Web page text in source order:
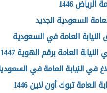
1446
السعودية الجديد
العامة في السعودية
العامة برقم الهوية 1447
في النيابة العامة في
العامة تبوك أون لاين 1446